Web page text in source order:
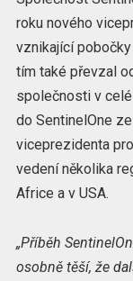
roku nového
vznikající
tím také převzal
společnosti v celé
do SentinelOne
viceprezidenta
vedení několika
Africe a v USA.
„Příběh
osobně těší, že